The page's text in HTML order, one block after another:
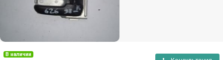
В наличии